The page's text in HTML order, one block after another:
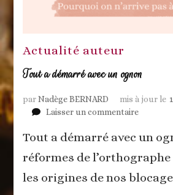
Actualité auteur
Tout a démarré avec un ognon
parNadège BERNARD mis à jour le
Laisser un commentairesur
a
avec
un
Tout a démarré avec un
réformes de
les origines de nos